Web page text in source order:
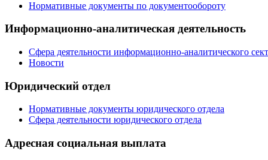
Нормативные документы по документообороту
Информационно-аналитическая деятельность
Сфера деятельности информационно-аналитического
Новости
Юридический отдел
Нормативные документы юридического отдела
Сфера деятельности юридического отдела
Адресная социальная выплата